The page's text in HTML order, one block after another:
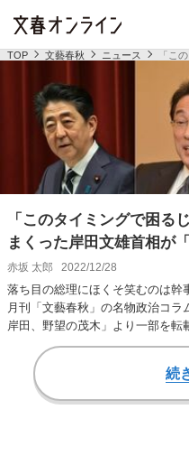
TOP 文藝春秋 ニュース 「こ
「このタイミングで困る
まくった岸田文雄首相が
赤坂 太郎 2022/12/28
落ち目の総理にほくそ笑むのは
月刊「文藝春秋」の名物政治コ
岸田、野望の茂木」より一部を
悲劇的なテロで…
続